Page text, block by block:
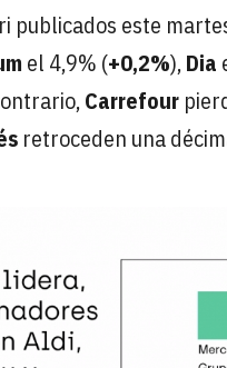
publicados este
el 4,9% (+0,2%),Dia
Carrefour
retroceden una